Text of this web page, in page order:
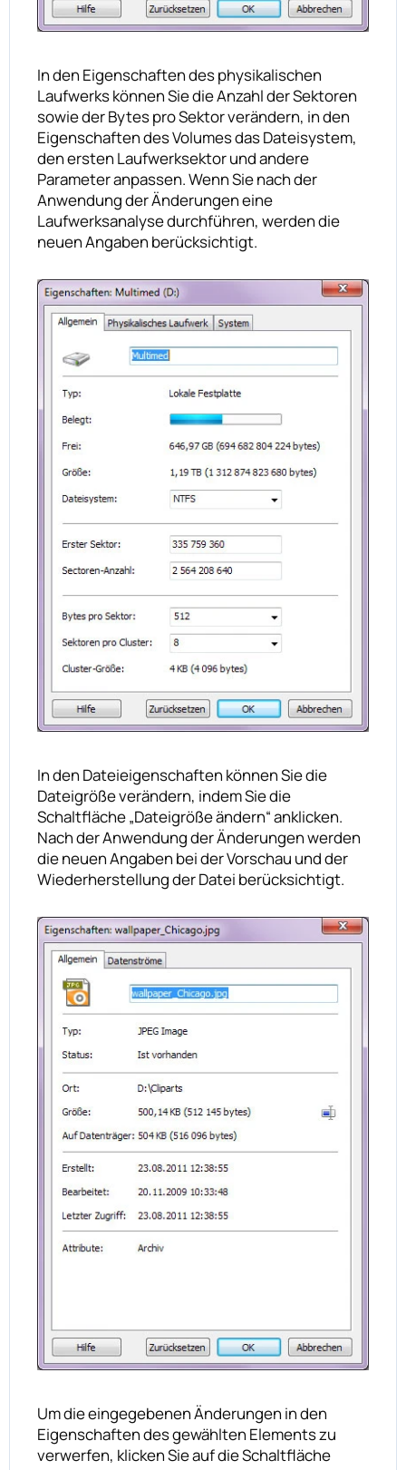
In den Eigenschaften des physikalischen
Laufwerks können Sie die Anzahl der Sektoren
sowie der Bytes pro Sektor verändern, in den
Eigenschaften des Volumes das Dateisystem,
den ersten Laufwerksektor und andere
Parameter anpassen. Wenn Sie nach der
Anwendung der Änderungen eine
Laufwerksanalyse durchführen, werden die
neuen Angaben berücksichtigt.
In den Dateieigenschaften können Sie die
Dateigröße verändern, indem Sie die
Schaltfläche „Dateigröße ändern“ anklicken.
Nach der Anwendung der Änderungen werden
die neuen Angaben bei der Vorschau und der
Wiederherstellung der Datei berücksichtigt.
Um die eingegebenen Änderungen in den
Eigenschaften des gewählten Elements zu
verwerfen, klicken Sie auf die Schaltfläche